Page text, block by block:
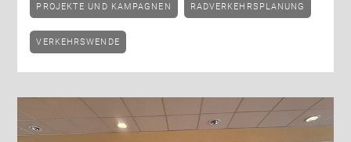
PROJEKTE UND KAMPAGNEN RADVERKEHRSPLANUNG
VERKEHRSWENDE